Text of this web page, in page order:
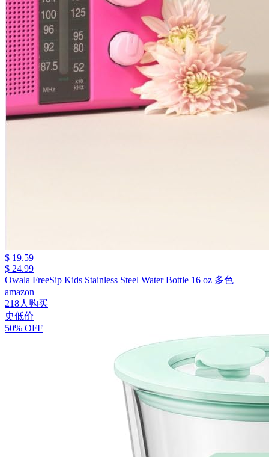
$ 19.59
$ 24.99
Owala FreeSip Kids Stainless Steel Water Bottle 16 oz 多色
amazon
218人购买
史低价
50% OFF